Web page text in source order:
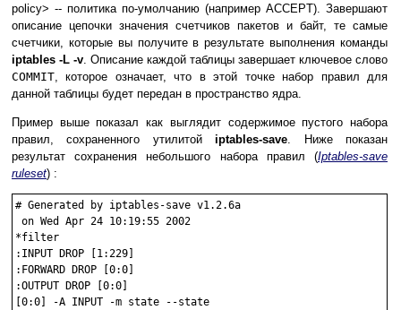
policy> -- политика по-умолчанию (например ACCEPT). Завершают
описание цепочки значения счетчиков пакетов и байт, те самые
счетчики, которые вы получите в результате выполнения команды
iptables -L -v. Описание каждой таблицы завершает ключевое слово
COMMIT, которое означает, что в этой точке набор правил для
данной таблицы будет передан в пространство ядра.
Пример выше показал как выглядит содержимое пустого набора
правил, сохраненного утилитойiptables-save. Ниже показан
результат сохранения небольшого набора правил (Iptables-save
ruleset) :
# Generated by iptables-save v1.2.6a
on Wed Apr 24 10:19:55 2002
*filter
:INPUT DROP [1:229]
:FORWARD DROP [0:0]
:OUTPUT DROP [0:0]
[0:0] -A INPUT -m state --state